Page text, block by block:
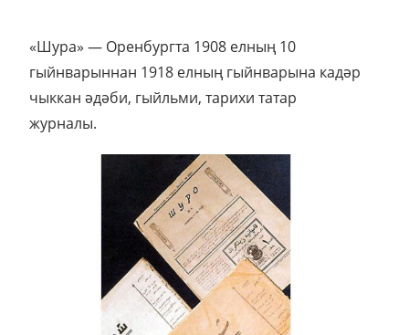
«Шура» — Оренбургта 1908 елның 10
гыйнварыннан 1918 елның гыйнварына кадәр
чыккан әдәби, гыйльми, тарихи татар
журналы.